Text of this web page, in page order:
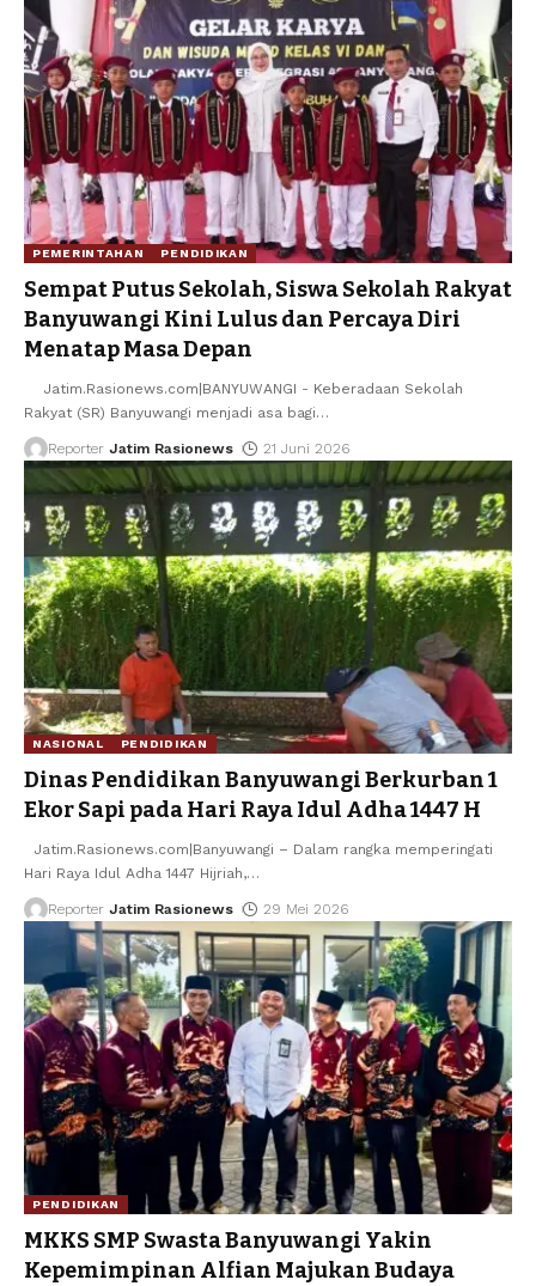
PEMERINTAHAN PENDIDIKAN
Sempat Putus Sekolah, Siswa Sekolah Rakyat
Banyuwangi Kini Lulus dan Percaya Diri
Menatap Masa Depan
Jatim.Rasionews.com|BANYUWANGI - Keberadaan Sekolah
Rakyat (SR) Banyuwangi menjadi asa bagi…
Reporter Jatim Rasionews 21 Juni 2026
NASIONAL PENDIDIKAN
Dinas Pendidikan Banyuwangi Berkurban 1
Ekor Sapi pada Hari Raya Idul Adha 1447 H
Jatim.Rasionews.com|Banyuwangi – Dalam rangka memperingati
Hari Raya Idul Adha 1447 Hijriah,…
Reporter Jatim Rasionews 29 Mei 2026
PENDIDIKAN
MKKS SMP Swasta Banyuwangi Yakin
Kepemimpinan Alfian Majukan Budaya